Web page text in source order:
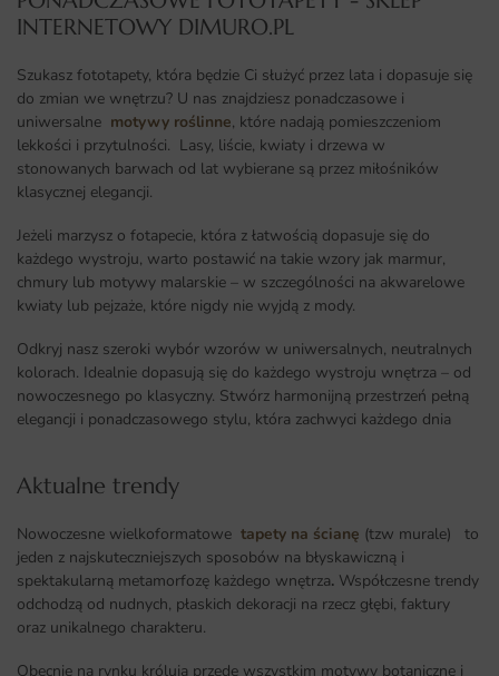
INTERNETOWY DIMURO.PL​
Szukasz fototapety, która będzie Ci służyć przez lata i dopasuje się
do zmian we wnętrzu? U nas znajdziesz ponadczasowe i
uniwersalne motywy roślinne, które nadają pomieszczeniom
lekkości i przytulności. Lasy, liście, kwiaty i drzewa w
stonowanych barwach od lat wybierane są przez miłośników
klasycznej elegancji.
Jeżeli marzysz o fotapecie, która z łatwością dopasuje się do
każdego wystroju, warto postawić na takie wzory jak marmur,
chmury lub motywy malarskie – w szczególności na akwarelowe
kwiaty lub pejzaże, które nigdy nie wyjdą z mody.
Odkryj nasz szeroki wybór wzorów w uniwersalnych, neutralnych
kolorach. Idealnie dopasują się do każdego wystroju wnętrza – od
nowoczesnego po klasyczny. Stwórz harmonijną przestrzeń pełną
elegancji i ponadczasowego stylu, która zachwyci każdego dnia
Aktualne trendy​
Nowoczesne wielkoformatowe tapety na ścianę (tzw murale) to
jeden z najskuteczniejszych sposobów na błyskawiczną i
spektakularną metamorfozę każdego wnętrza. Współczesne trendy
odchodzą od nudnych, płaskich dekoracji na rzecz głębi, faktury
oraz unikalnego charakteru.
Obecnie na rynku królują przede wszystkim motywy botaniczne i